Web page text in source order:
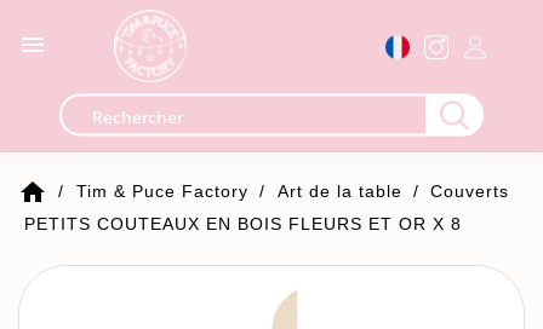

home Tim & Puce Factory Art de la table
Couverts
PETITS COUTEAUX EN BOIS FLEURS ET OR X 8